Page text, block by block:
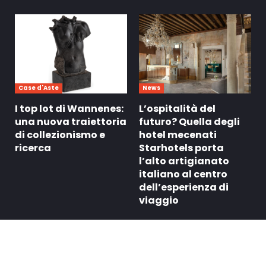
Case d'Aste
I top lot di Wannenes:
una nuova traiettoria
di collezionismo e
ricerca
News
L’ospitalità del
futuro? Quella degli
hotel mecenati
Starhotels porta
l’alto artigianato
italiano al centro
dell’esperienza di
viaggio